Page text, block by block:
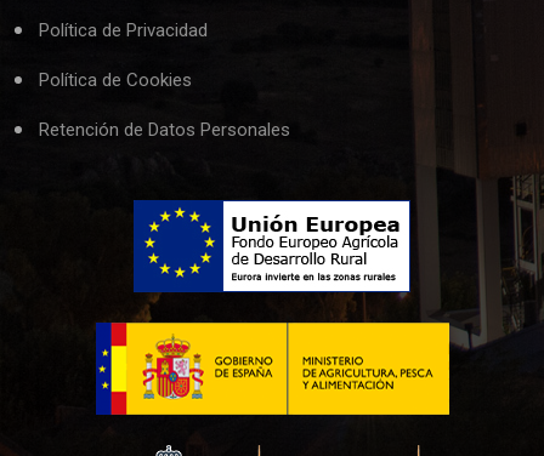
Política de Privacidad
Política de Cookies
Retención de Datos Personales